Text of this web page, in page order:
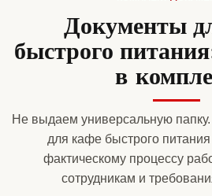
Документы
быстрого
в
Не выдаем универсальную
для кафе быстрого
фактическому процессу
сотрудникам и